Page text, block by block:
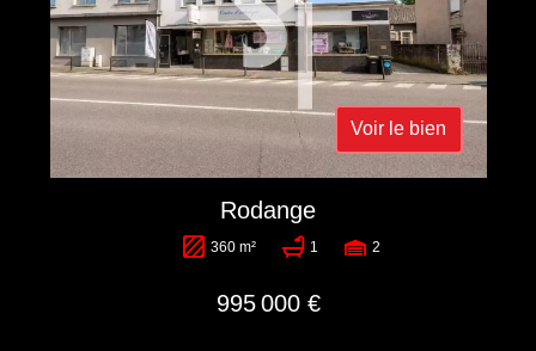
Voir le bien
Rodange
360 m² 1 2
995 000 €